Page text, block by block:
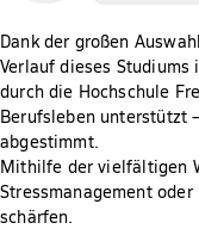
Dank der großen
Verlauf dieses Studiums
durch die Hochschule
Berufsleben unterstützt
abgestimmt.
Mithilfe der vielfältigen
Stressmanagement
schärfen.